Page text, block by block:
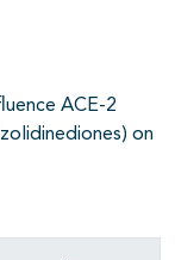
ACE-2
on